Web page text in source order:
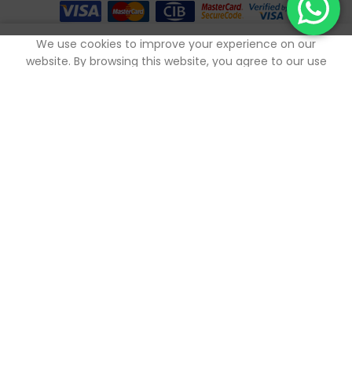
We use cookies to improve your experience on our
website. By browsing this website, you agree to our use
Mes favoris
Panier
Mon compte